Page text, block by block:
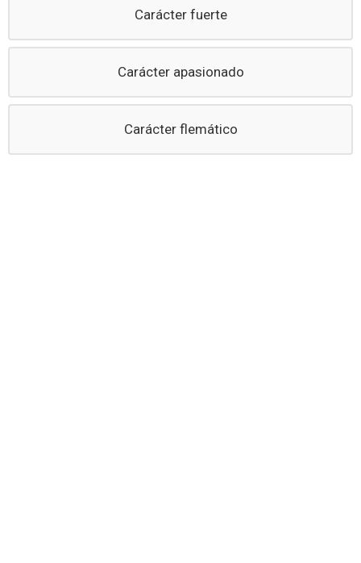
Carácter fuerte
Carácter apasionado
Carácter flemático